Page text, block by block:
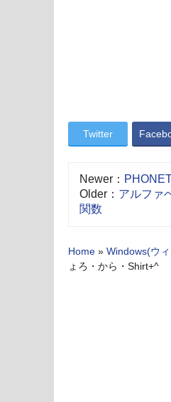
Twitter
Newer：
Older： アルファ
関数
Home » Windows(ウ
ょろ・から・Shirt+^